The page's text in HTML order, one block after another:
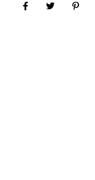
tæpper er et alle